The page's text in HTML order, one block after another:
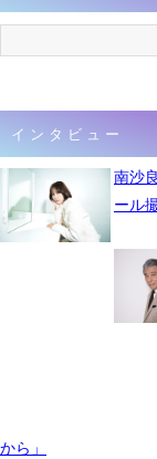
インタビュー
南沙
ール
から」